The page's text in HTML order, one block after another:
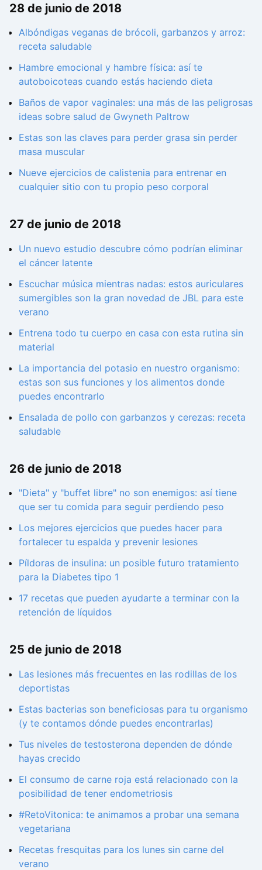
28 de junio de 2018
Albóndigas veganas de brócoli, garbanzos y arroz:
receta saludable
Hambre emocional y hambre física: así te
autoboicoteas cuando estás haciendo dieta
Baños de vapor vaginales: una más de las peligrosas
ideas sobre salud de Gwyneth Paltrow
Estas son las claves para perder grasa sin perder
masa muscular
Nueve ejercicios de calistenia para entrenar en
cualquier sitio con tu propio peso corporal
27 de junio de 2018
Un nuevo estudio descubre cómo podrían eliminar
el cáncer latente
Escuchar música mientras nadas: estos auriculares
sumergibles son la gran novedad de JBL para este
verano
Entrena todo tu cuerpo en casa con esta rutina sin
material
La importancia del potasio en nuestro organismo:
estas son sus funciones y los alimentos donde
puedes encontrarlo
Ensalada de pollo con garbanzos y cerezas: receta
saludable
26 de junio de 2018
"Dieta" y "buffet libre" no son enemigos: así tiene
que ser tu comida para seguir perdiendo peso
Los mejores ejercicios que puedes hacer para
fortalecer tu espalda y prevenir lesiones
Píldoras de insulina: un posible futuro tratamiento
para la Diabetes tipo 1
17 recetas que pueden ayudarte a terminar con la
retención de líquidos
25 de junio de 2018
Las lesiones más frecuentes en las rodillas de los
deportistas
Estas bacterias son beneficiosas para tu organismo
(y te contamos dónde puedes encontrarlas)
Tus niveles de testosterona dependen de dónde
hayas crecido
El consumo de carne roja está relacionado con la
posibilidad de tener endometriosis
#RetoVitonica: te animamos a probar una semana
vegetariana
Recetas fresquitas para los lunes sin carne del
verano